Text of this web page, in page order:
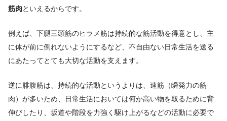
筋肉といえるからです。
例えば、下腿三頭筋のヒラメ筋は持続的な筋活動を得意とし、主
に体が前に倒れないようにするなど、不自由ない日常生活を送る
にあたってとても大切な活動を支えます。
逆に腓腹筋は、持続的な活動というよりは、速筋（瞬発力の筋
肉）が多いため、日常生活においては何か高い物を取るために背
伸びしたり、坂道や階段を力強く駆け上がるなどの活動に必要で